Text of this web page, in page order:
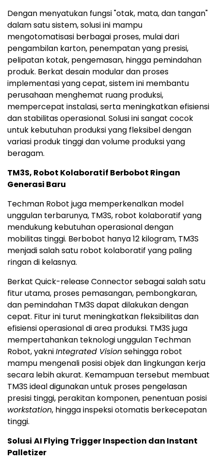
Dengan menyatukan fungsi "otak, mata, dan tangan"
dalam satu sistem, solusi ini mampu
mengotomatisasi berbagai proses, mulai dari
pengambilan karton, penempatan yang presisi,
pelipatan kotak, pengemasan, hingga pemindahan
produk. Berkat desain modular dan proses
implementasi yang cepat, sistem ini membantu
perusahaan menghemat ruang produksi,
mempercepat instalasi, serta meningkatkan efisiensi
dan stabilitas operasional. Solusi ini sangat cocok
untuk kebutuhan produksi yang fleksibel dengan
variasi produk tinggi dan volume produksi yang
beragam.
TM3S, Robot Kolaboratif Berbobot Ringan
Generasi Baru
Techman Robot juga memperkenalkan model
unggulan terbarunya, TM3S, robot kolaboratif yang
mendukung kebutuhan operasional dengan
mobilitas tinggi. Berbobot hanya 12 kilogram, TM3S
menjadi salah satu robot kolaboratif yang paling
ringan di kelasnya.
Berkat Quick-release Connector sebagai salah satu
fitur utama, proses pemasangan, pembongkaran,
dan pemindahan TM3S dapat dilakukan dengan
cepat. Fitur ini turut meningkatkan fleksibilitas dan
efisiensi operasional di area produksi. TM3S juga
mempertahankan teknologi unggulan Techman
Robot, yakniIntegrated Visionsehingga robot
mampu mengenali posisi objek dan lingkungan kerja
secara lebih akurat. Kemampuan tersebut membuat
TM3S ideal digunakan untuk proses pengelasan
presisi tinggi, perakitan komponen, penentuan posisi
workstation, hingga inspeksi otomatis berkecepatan
tinggi.
Solusi AI Flying Trigger Inspection dan Instant
Palletizer